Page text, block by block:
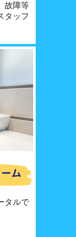
故障等
タッフ
ム
タルで